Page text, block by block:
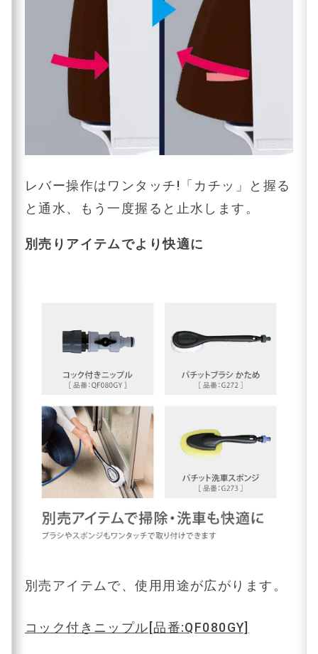
レバー操作はワンタッチ!「カチッ」と握る
と通水、もう一度握ると止水します。
別売りアイテムでより快適に
別売アイテムで、使用用途が広がります。
コック付きニップル[品番:QF080GY]